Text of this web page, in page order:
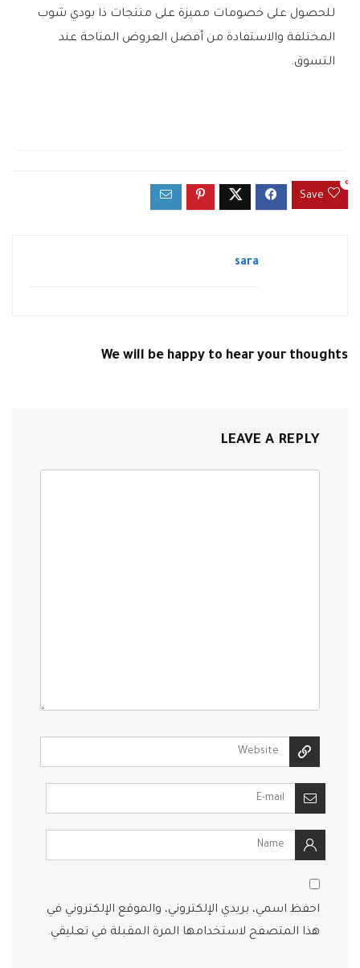
للحصول على خصومات مميزة على منتجات ذا بودي شوب
المختلفة والاستفادة من أفضل العروض المتاحة عند
التسوق.
Save
0
sara
We will be happy to hear your thoughts
LEAVE A REPLY
احفظ اسمي، بريدي الإلكتروني، والموقع الإلكتروني في
هذا المتصفح لاستخدامها المرة المقبلة في تعليقي.